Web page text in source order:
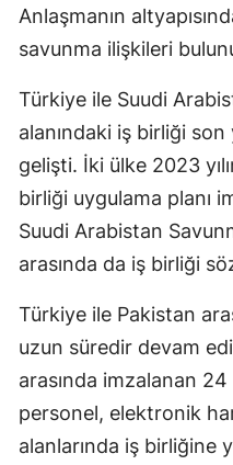
Anlaşmanın
savunma ilişkileri
Türkiye ile Suudi
alanındaki iş birliği
gelişti. İki ülke 2023
birliği uygulama planı
Suudi Arabistan
arasında da iş birliği
Türkiye ile Pakistan
uzun süredir devam
arasında imzalanan
personel, elektronik
alanlarında iş birliğine